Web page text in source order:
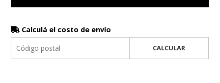
Calculá el costo de envío
CALCULAR